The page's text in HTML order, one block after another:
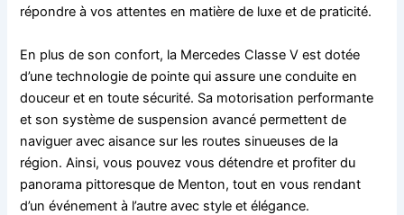
répondre à vos attentes en matière de luxe et de praticité.
En plus de son confort, la Mercedes Classe V est dotée
d’une technologie de pointe qui assure une conduite en
douceur et en toute sécurité. Sa motorisation performante
et son système de suspension avancé permettent de
naviguer avec aisance sur les routes sinueuses de la
région. Ainsi, vous pouvez vous détendre et profiter du
panorama pittoresque de Menton, tout en vous rendant
d’un événement à l’autre avec style et élégance.